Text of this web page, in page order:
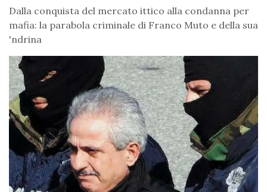
Dalla conquista del mercato ittico alla condanna per
mafia: la parabola criminale di Franco Muto e della sua
'ndrina